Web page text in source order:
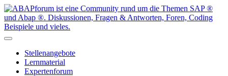
Stellenangebote
Lernmaterial
Expertenforum